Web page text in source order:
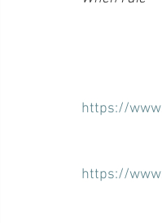
https://
https://